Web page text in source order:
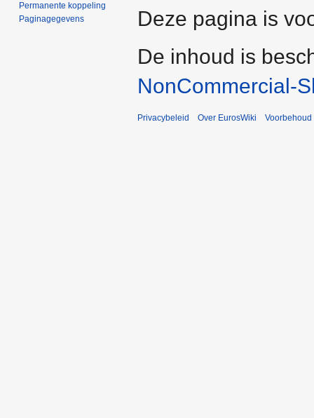
Permanente koppeling
Paginagegevens
Deze pagina is
De inhoud is
NonCommercial-
Privacybeleid Over EurosWiki Voorbehoud